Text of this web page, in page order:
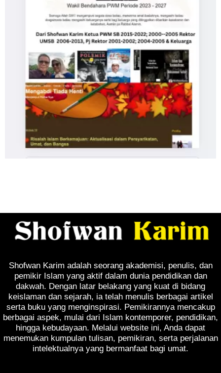
Shofwan Karim adalah seorang akademisi, penulis, dan
pemikir Islam yang aktif dalam dunia pendidikan dan
dakwah. Dengan latar belakang yang kuat di bidang
keislaman dan sejarah, ia telah menulis berbagai artikel
serta buku yang menginspirasi. Pemikirannya mencakup
berbagai aspek, mulai dari Islam kontemporer, pendidikan,
hingga kebudayaan. Melalui website ini, Anda dapat
menemukan kumpulan tulisan, pemikiran, serta perjalanan
intelektualnya yang bermanfaat bagi umat.